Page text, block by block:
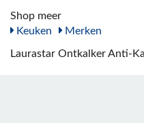
Shop meer
Keuken
Merken
Laurastar Ontkalker Anti-